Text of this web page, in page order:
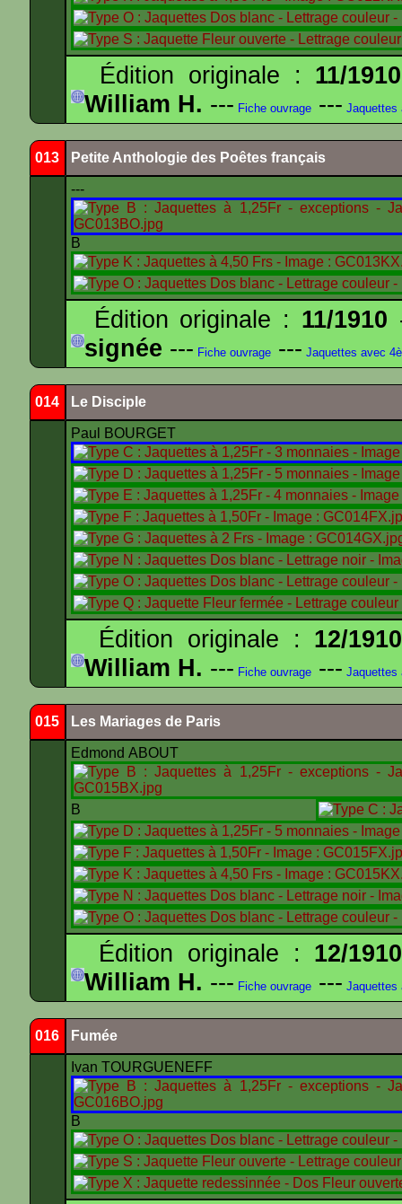
Édition originale : 11/1910
William H. --- Fiche ouvrage --- Jaquettes
013 Petite Anthologie des Poêtes français
---
B
Édition originale : 11/1910
signée --- Fiche ouvrage --- Jaquettes avec
014 Le Disciple
Paul BOURGET
Édition originale : 12/1910
William H. --- Fiche ouvrage --- Jaquettes
015 Les Mariages de Paris
Edmond ABOUT
B
Édition originale : 12/1910
William H. --- Fiche ouvrage --- Jaquettes
016 Fumée
Ivan TOURGUENEFF
B